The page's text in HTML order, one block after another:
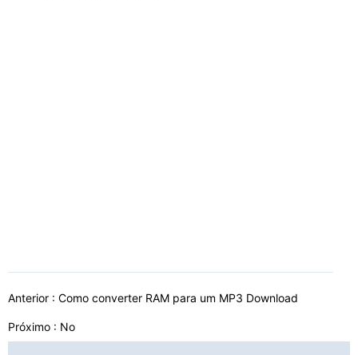
Anterior : Como converter RAM para um MP3 Download
Próximo : No